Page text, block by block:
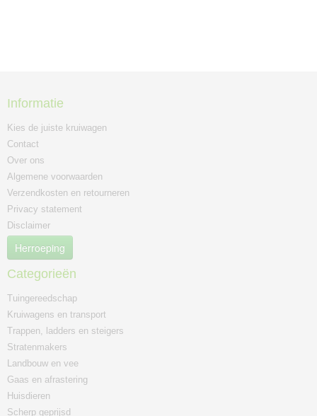
Informatie
Kies de juiste kruiwagen
Contact
Over ons
Algemene voorwaarden
Verzendkosten en retourneren
Privacy statement
Disclaimer
Herroeping
Categorieën
Tuingereedschap
Kruiwagens en transport
Trappen, ladders en steigers
Stratenmakers
Landbouw en vee
Gaas en afrastering
Huisdieren
Scherp geprijsd